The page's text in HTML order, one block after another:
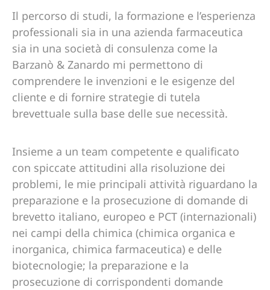
Il percorso di studi, la formazione e l’esperienza
professionali sia in una azienda farmaceutica
sia in una società di consulenza come la
Barzanò & Zanardo mi permettono di
comprendere le invenzioni e le esigenze del
cliente e di fornire strategie di tutela
brevettuale sulla base delle sue necessità.
Insieme a un team competente e qualificato
con spiccate attitudini alla risoluzione dei
problemi, le mie principali attività riguardano la
preparazione e la prosecuzione di domande di
brevetto italiano, europeo e PCT (internazionali)
nei campi della chimica (chimica organica e
inorganica, chimica farmaceutica) e delle
biotecnologie; la preparazione e la
prosecuzione di corrispondenti domande